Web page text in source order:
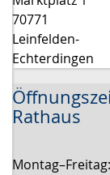
70771
Leinfelden-
Echterdingen
Rathaus